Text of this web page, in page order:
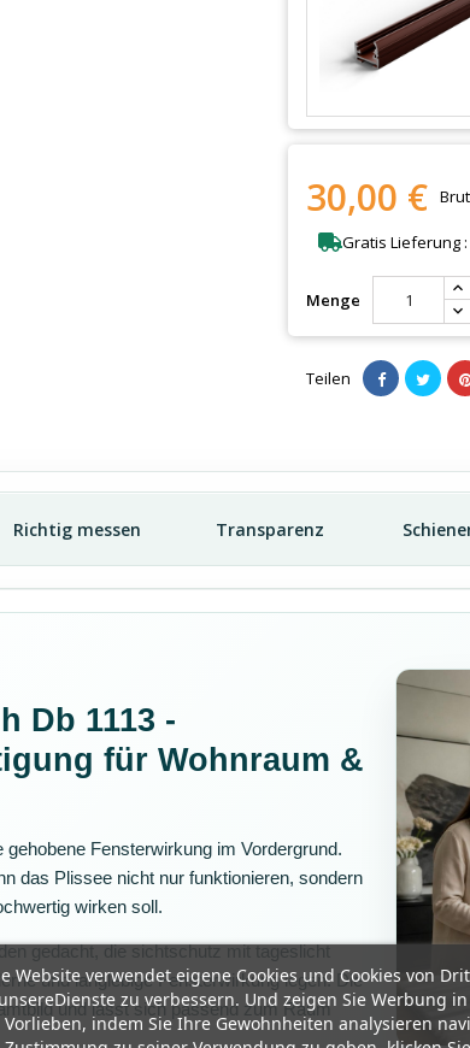
30,00 €
Gratis Lieferung
Menge
Teilen
Richtig messen Transparenz
Db 1113 -
für Wohnraum &
Fensterwirkung im Vordergrund.
das Plissee nicht nur funktionieren, sondern
wirken soll.
gedacht, die sichtschutz mit tageslicht
und langlebige Fensterwirkung legen. Die
und lässt sich passend zum Raum
Website verwendet eigene Cookies und Cookies von
zu verbessern. Und zeigen Sie Werbung
indem Sie Ihre Gewohnheiten analysieren